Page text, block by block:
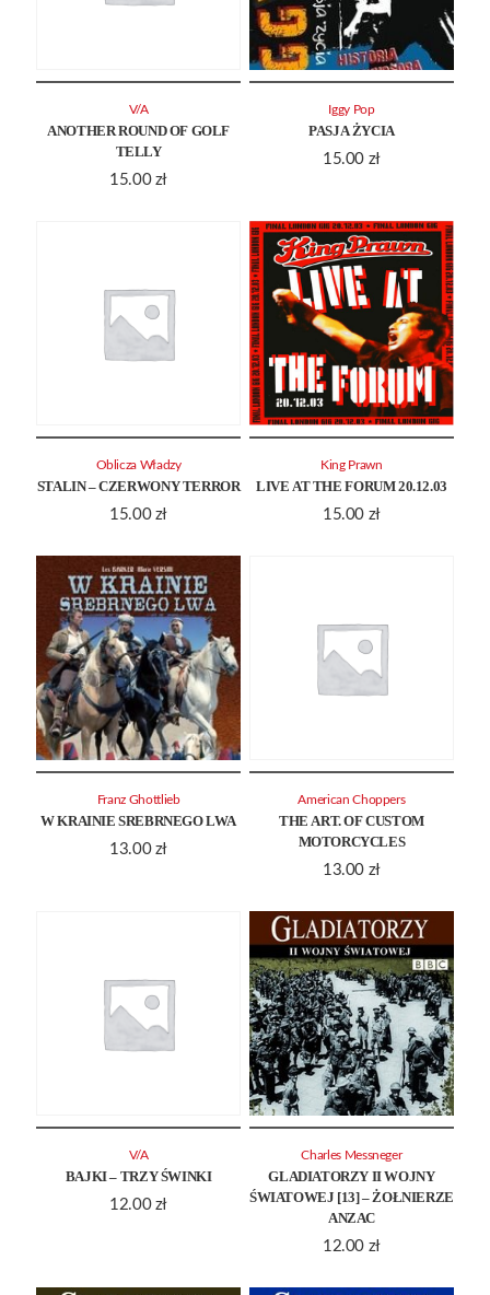
ANOTHER ROUND OF GOLF
TELLY
15.00 zł
V/A
PASJA ŻYCIA
15.00 zł
Iggy Pop
STALIN – CZERWONY TERROR
15.00 zł
Oblicza Władzy
LIVE AT THE FORUM 20.12.03
15.00 zł
King Prawn
W KRAINIE SREBRNEGO LWA
13.00 zł
Franz Ghottlieb
THE ART. OF CUSTOM
MOTORCYCLES
13.00 zł
American Choppers
BAJKI – TRZY ŚWINKI
12.00 zł
V/A
GLADIATORZY II WOJNY
ŚWIATOWEJ [13] – ŻOŁNIERZE
ANZAC
12.00 zł
Charles Messneger